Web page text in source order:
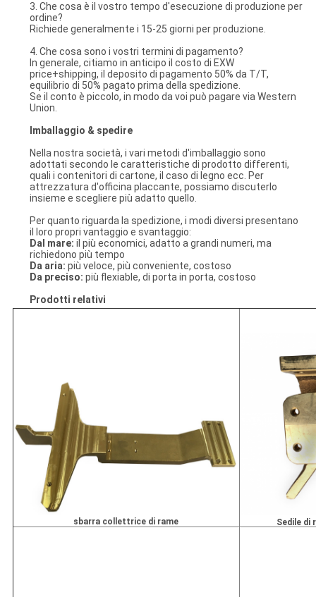
3. Che cosa è il vostro tempo d'esecuzione di produzione per
ordine?
Richiede generalmente i 15-25 giorni per produzione.
4. Che cosa sono i vostri termini di pagamento?
In generale, citiamo in anticipo il costo di EXW
price+shipping, il deposito di pagamento 50% da T/T,
equilibrio di 50% pagato prima della spedizione.
Se il conto è piccolo, in modo da voi può pagare via Western
Union.
Imballaggio & spedire
Nella nostra società, i vari metodi d'imballaggio sono
adottati secondo le caratteristiche di prodotto differenti,
quali i contenitori di cartone, il caso di legno ecc. Per
attrezzatura d'officina placcante, possiamo discuterlo
insieme e scegliere più adatto quello.
Per quanto riguarda la spedizione, i modi diversi presentano
il loro propri vantaggio e svantaggio:
Dal mare: il più economici, adatto a grandi numeri, ma
richiedono più tempo
Da aria: più veloce, più conveniente, costoso
Da preciso: più flexiable, di porta in porta, costoso
Prodotti relativi
sbarra collettrice di rame Sedile di